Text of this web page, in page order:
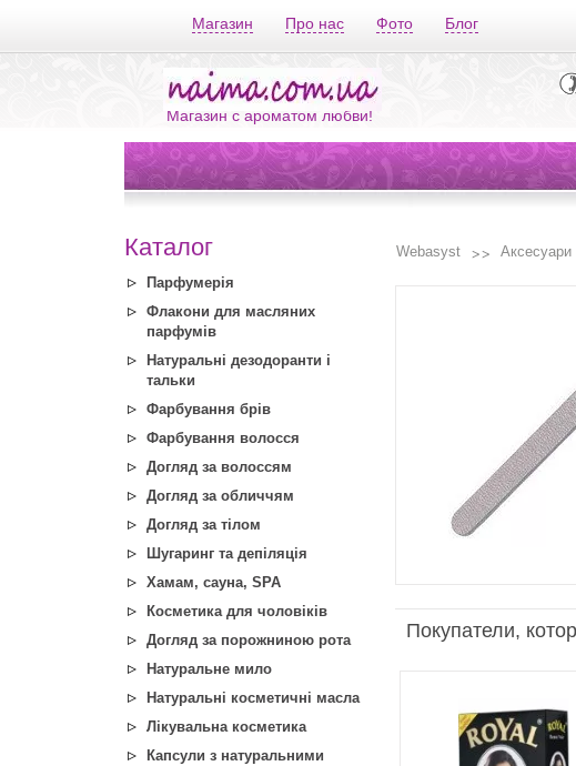
Магазин Про нас Фото Блог
Магазин с ароматом любви!
Каталог
Парфумерія
Флакони для масляних
парфумів
Натуральні дезодоранти і
тальки
Фарбування брів
Фарбування волосся
Догляд за волоссям
Догляд за обличчям
Догляд за тілом
Шугаринг та депіляція
Хамам, сауна, SPA
Косметика для чоловіків
Догляд за порожниною рота
Натуральне мило
Натуральні косметичні масла
Лікувальна косметика
Капсули з натуральними
Webasyst Аксесуари
Покупатели,